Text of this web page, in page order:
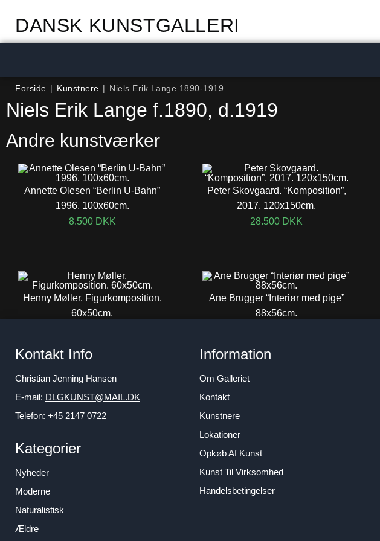
DANSK KUNSTGALLERI
Forside | Kunstnere | Niels Erik Lange 1890-1919
Niels Erik Lange f.1890, d.1919
Andre kunstværker
Annette Olesen “Berlin U-Bahn”
1996. 100x60cm.
8.500 DKK
Peter Skovgaard. “Komposition”,
2017. 120x150cm.
28.500 DKK
Henny Møller. Figurkomposition.
60x50cm.
Ane Brugger “Interiør med pige”
88x56cm.
Kontakt Info
Christian Jenning Hansen
E-mail: DLGKUNST@MAIL.DK
Telefon: +45 2147 0722
Kategorier
Nyheder
Moderne
Naturalistisk
Ældre
Information
Om Galleriet
Kontakt
Kunstnere
Lokationer
Opkøb Af Kunst
Kunst Til Virksomhed
Handelsbetingelser